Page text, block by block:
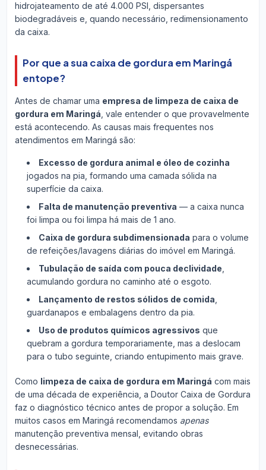
hidrojateamento de até 4.000 PSI, dispersantes
biodegradáveis e, quando necessário, redimensionamento
da caixa.
Por que a sua caixa de gordura em Maringá
entope?
Antes de chamar uma empresa de limpeza de caixa de
gordura em Maringá , vale entender o que provavelmente
está acontecendo. As causas mais frequentes nos
atendimentos em Maringá são:
Excesso de gordura animal e óleo de cozinha
jogados na pia, formando uma camada sólida na
superfície da caixa.
Falta de manutenção preventiva — a caixa nunca
foi limpa ou foi limpa há mais de 1 ano.
Caixa de gordura subdimensionada para o volume
de refeições/lavagens diárias do imóvel em Maringá.
Tubulação de saída com pouca declividade
acumulando gordura no caminho até o esgoto.
Lançamento de restos sólidos de comida
guardanapos e embalagens dentro da pia.
Uso de produtos químicos agressivos que
quebram a gordura temporariamente, mas a deslocam
para o tubo seguinte, criando entupimento mais grave.
Como limpeza de caixa de gordura em Maringá com mais
de uma década de experiência, a Doutor Caixa de Gordura
faz o diagnóstico técnico antes de propor a solução. Em
muitos casos em Maringá recomendamos apenas
manutenção preventiva mensal, evitando obras
desnecessárias.